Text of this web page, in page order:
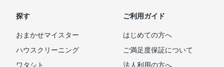
探す
おまかせマイスター
ハウスクリーニング
ワタシト
ご利用ガイド
はじめての方へ
ご満足度保証について
法人利用の方へ